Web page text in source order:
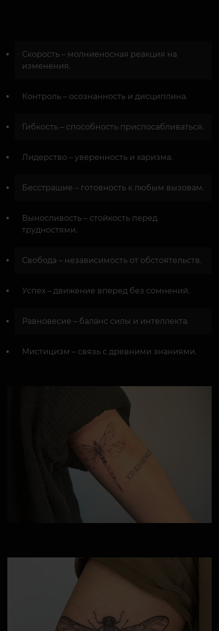
Скорость – молниеносная реакция на
изменения.
Контроль – осознанность и дисциплина.
Гибкость – способность приспосабливаться.
Лидерство – уверенность и харизма.
Бесстрашие – готовность к любым вызовам.
Выносливость – стойкость перед
трудностями.
Свобода – независимость от обстоятельств.
Успех – движение вперед без сомнений.
Равновесие – баланс силы и интеллекта.
Мистицизм – связь с древними знаниями.